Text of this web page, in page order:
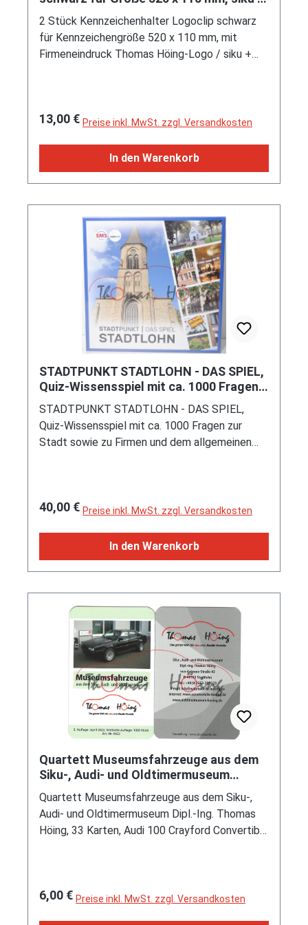
und mittiger Radabdeckung), Räder abnehmbar,
Zubehör: 3 reinweiße Koffer, SIKU SUPER 1:50,
ca. 1:50, L17mpK (Limited Edition 50 pcs. von
Audi Oldtimermuseum
2 Stück Kennzeichenhalter Logoclip schwarz
für Kennzeichengröße 520 x 110 mm, mit
Firmeneindruck Thomas Höing-Logo / siku +
Regulärer Preis:
13,00 € Preise inkl. MwSt. zzgl. Versandkosten
In den Warenkorb
STADTPUNKT STADTLOHN - DAS SPIEL,
Quiz-Wissensspiel mit ca. 1000 Fragen,
LinaGames, mb (Limited)
STADTPUNKT STADTLOHN - DAS SPIEL,
Quiz-Wissensspiel mit ca. 1000 Fragen zur
Stadt sowie zu Firmen und dem allgemeinen
über Stadt und Firmen, 20 Aktionskarten für
dass..., 2 Abdeckkarten, 1 Begleitheft mit
Spielanleitung, Spieldauer ca. 75 Minuten,
geeignet für 2 bis 4 Spieler und Kinder ab 9
Jahre, LinaGames, mb (Limited Edition, einschl.
Spielfeld und Quizkarte vom Siku-, Audi- und
Oldtimermuseum Stadtlohn) (EAN
4251891201441)
Regulärer Preis:
40,00 € Preise inkl. MwSt. zzgl. Versandkosten
In den Warenkorb
Quartett Museumsfahrzeuge aus dem
Siku-, Audi- und Oldtimermuseum
Thomas Höing, 33 Karten, mb
Quartett Museumsfahrzeuge aus dem Siku-,
Audi- und Oldtimermuseum Dipl.-Ing. Thomas
Höing, 33 Karten, Audi 100 Crayford Convertible
roadster / TreserAudi hunter Typ 85 /
Regulärer Preis:
6,00 € Preise inkl. MwSt. zzgl. Versandkosten